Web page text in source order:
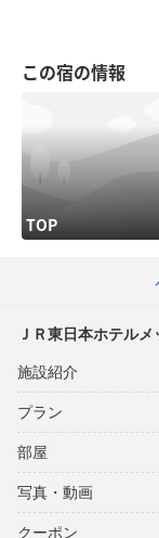
この宿の情報
TOP
ＪＲ東日本ホテル
施設紹介
プラン
部屋
写真・動画
クーポン